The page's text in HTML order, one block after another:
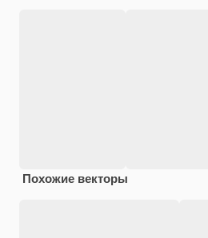
Похожие векторы